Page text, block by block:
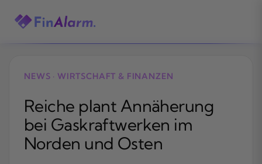
Inhalt
NEWS · WIRTSCHAFT & FINANZEN
Reiche plant Annäherung
bei Gaskraftwerken im
Norden und Osten